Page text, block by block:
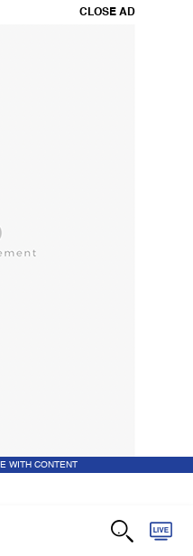
CLOSE AD
WITH CONTENT